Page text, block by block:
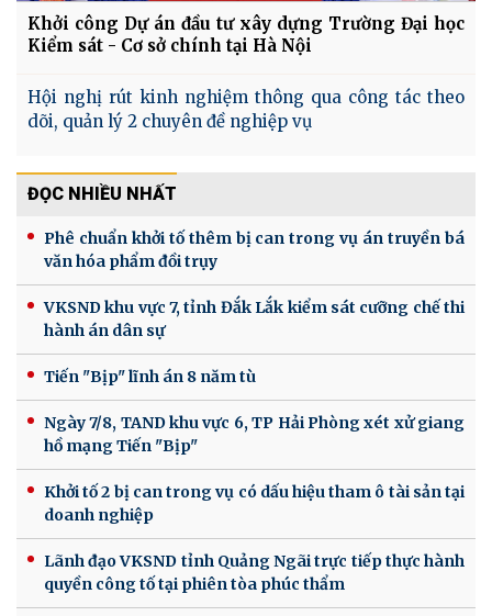
Khởi công Dự án đầu tư xây dựng Trường Đại học
Kiểm sát - Cơ sở chính tại Hà Nội
Hội nghị rút kinh nghiệm thông qua công tác theo
dõi, quản lý 2 chuyên đề nghiệp vụ
ĐỌC NHIỀU NHẤT
Phê chuẩn khởi tố thêm bị can trong vụ án truyền bá
văn hóa phẩm đồi trụy
VKSND khu vực 7, tỉnh Đắk Lắk kiểm sát cưỡng chế thi
hành án dân sự
Tiến "Bịp" lĩnh án 8 năm tù
Ngày 7/8, TAND khu vực 6, TP Hải Phòng xét xử giang
hồ mạng Tiến "Bịp"
Khởi tố 2 bị can trong vụ có dấu hiệu tham ô tài sản tại
doanh nghiệp
Lãnh đạo VKSND tỉnh Quảng Ngãi trực tiếp thực hành
quyền công tố tại phiên tòa phúc thẩm